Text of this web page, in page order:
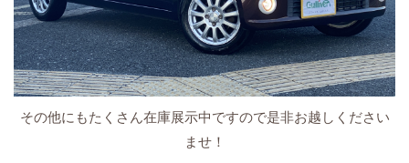
その他にもたくさん在庫展示中ですので是非お越しください
ませ！